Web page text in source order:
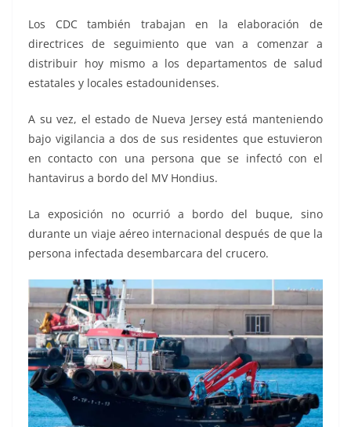
Los CDC también trabajan en la elaboración de
directrices de seguimiento que van a comenzar a
distribuir hoy mismo a los departamentos de salud
estatales y locales estadounidenses.
A su vez, el estado de Nueva Jersey está manteniendo
bajo vigilancia a dos de sus residentes que estuvieron
en contacto con una persona que se infectó con el
hantavirus a bordo del MV Hondius.
La exposición no ocurrió a bordo del buque, sino
durante un viaje aéreo internacional después de que la
persona infectada desembarcara del crucero.